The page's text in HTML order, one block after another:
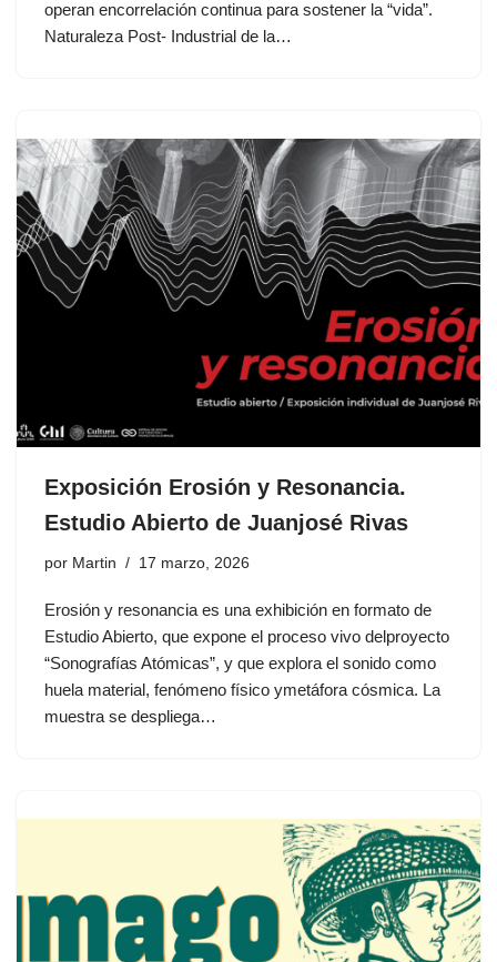
operan encorrelación continua para sostener la “vida”.
Naturaleza Post- Industrial de la…
Exposición Erosión y Resonancia.
Estudio Abierto de Juanjosé Rivas
por Martin 17 marzo, 2026
Erosión y resonancia es una exhibición en formato de
Estudio Abierto, que expone el proceso vivo delproyecto
“Sonografías Atómicas”, y que explora el sonido como
huela material, fenómeno físico ymetáfora cósmica. La
muestra se despliega…